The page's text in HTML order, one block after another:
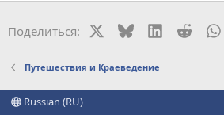
Поделиться: BlueskyLinkedIn
Reddit
Путешествия и Краеведение
Russian (RU)